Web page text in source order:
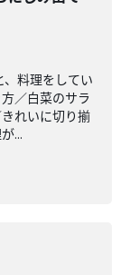
料理をしてい
／白菜のサラ
れいに切り揃
...